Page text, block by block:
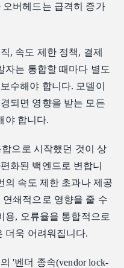
버헤드는 급격히 증가
, 속도 제한 정책, 결제
자는 통합할 때마다 별도
수해야 합니다. 모델이
되면 영향을 받는 모든
야 합니다.
으로 시작했던 것이 상
화된 백엔드로 변합니
의 속도 제한 초과나 제공
쇄적으로 영향을 줄 수
용, 오류율을 통합적으로
더욱 어려워집니다.
'벤더 종속(vendor lock-